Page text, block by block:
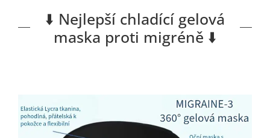
⬇️ Nejlepší chladící gelová
maska proti migréně ⬇️